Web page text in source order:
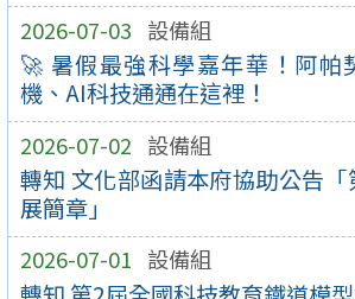
2026-07-03 設備組
🚀 暑假最強科學嘉年華！阿帕
機、AI科技通通在這裡！
2026-07-02 設備組
轉知 文化部函請本府協助公告
展簡章」
2026-07-01 設備組